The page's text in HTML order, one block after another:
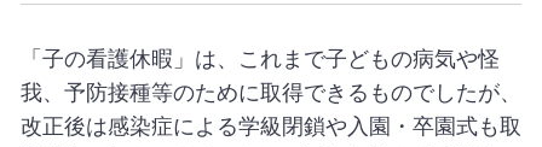
「子の看護休暇」は、これまで子どもの病気や怪
我、予防接種等のために取得できるものでしたが、
改正後は感染症による学級閉鎖や入園・卒園式も取